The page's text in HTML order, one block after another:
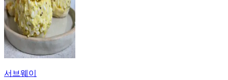
서브웨이